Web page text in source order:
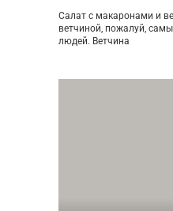
Салат с макаронами и
ветчиной, пожалуй,
людей. Ветчина